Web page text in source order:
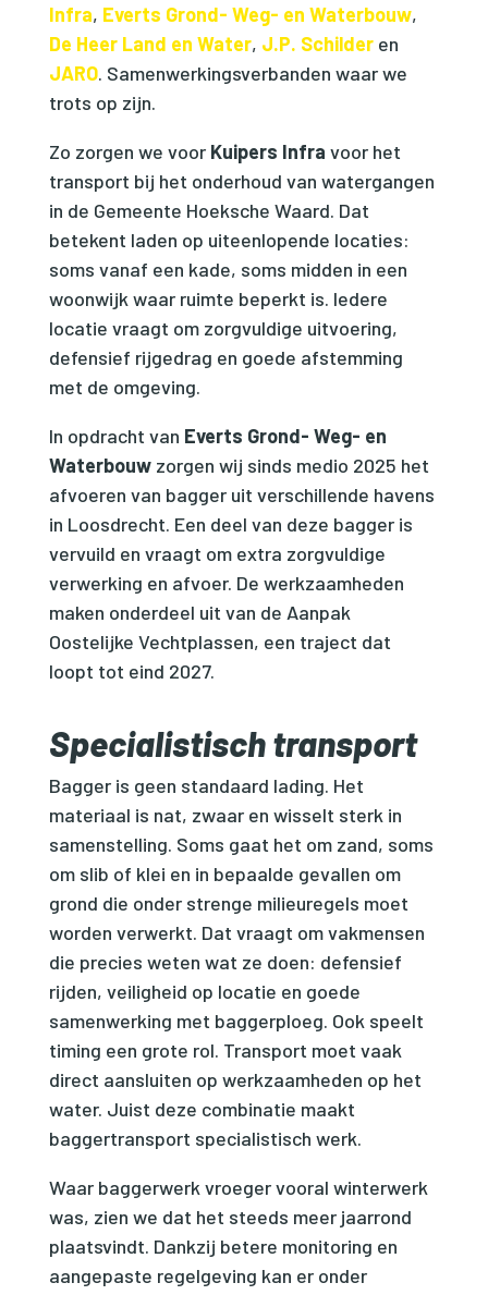
Infra, Everts Grond- Weg- en Waterbouw,
De Heer Land en Water, J.P. Schilderen
JARO. Samenwerkingsverbanden waar we
trots op zijn.
Zo zorgen we voor Kuipers Infra voor het
transport bij het onderhoud van watergangen
in de Gemeente Hoeksche Waard. Dat
betekent laden op uiteenlopende locaties:
soms vanaf een kade, soms midden in een
woonwijk waar ruimte beperkt is. Iedere
locatie vraagt om zorgvuldige uitvoering,
defensief rijgedrag en goede afstemming
met de omgeving.
In opdracht van Everts Grond- Weg- en
Waterbouwzorgen wij sinds medio 2025 het
afvoeren van bagger uit verschillende havens
in Loosdrecht. Een deel van deze bagger is
vervuild en vraagt om extra zorgvuldige
verwerking en afvoer. De werkzaamheden
maken onderdeel uit van de Aanpak
Oostelijke Vechtplassen, een traject dat
loopt tot eind 2027.
Specialistisch transport
Bagger is geen standaard lading. Het
materiaal is nat, zwaar en wisselt sterk in
samenstelling. Soms gaat het om zand, soms
om slib of klei en in bepaalde gevallen om
grond die onder strenge milieuregels moet
worden verwerkt. Dat vraagt om vakmensen
die precies weten wat ze doen: defensief
rijden, veiligheid op locatie en goede
samenwerking met baggerploeg. Ook speelt
timing een grote rol. Transport moet vaak
direct aansluiten op werkzaamheden op het
water. Juist deze combinatie maakt
baggertransport specialistisch werk.
Waar baggerwerk vroeger vooral winterwerk
was, zien we dat het steeds meer jaarrond
plaatsvindt. Dankzij betere monitoring en
aangepaste regelgeving kan er onder